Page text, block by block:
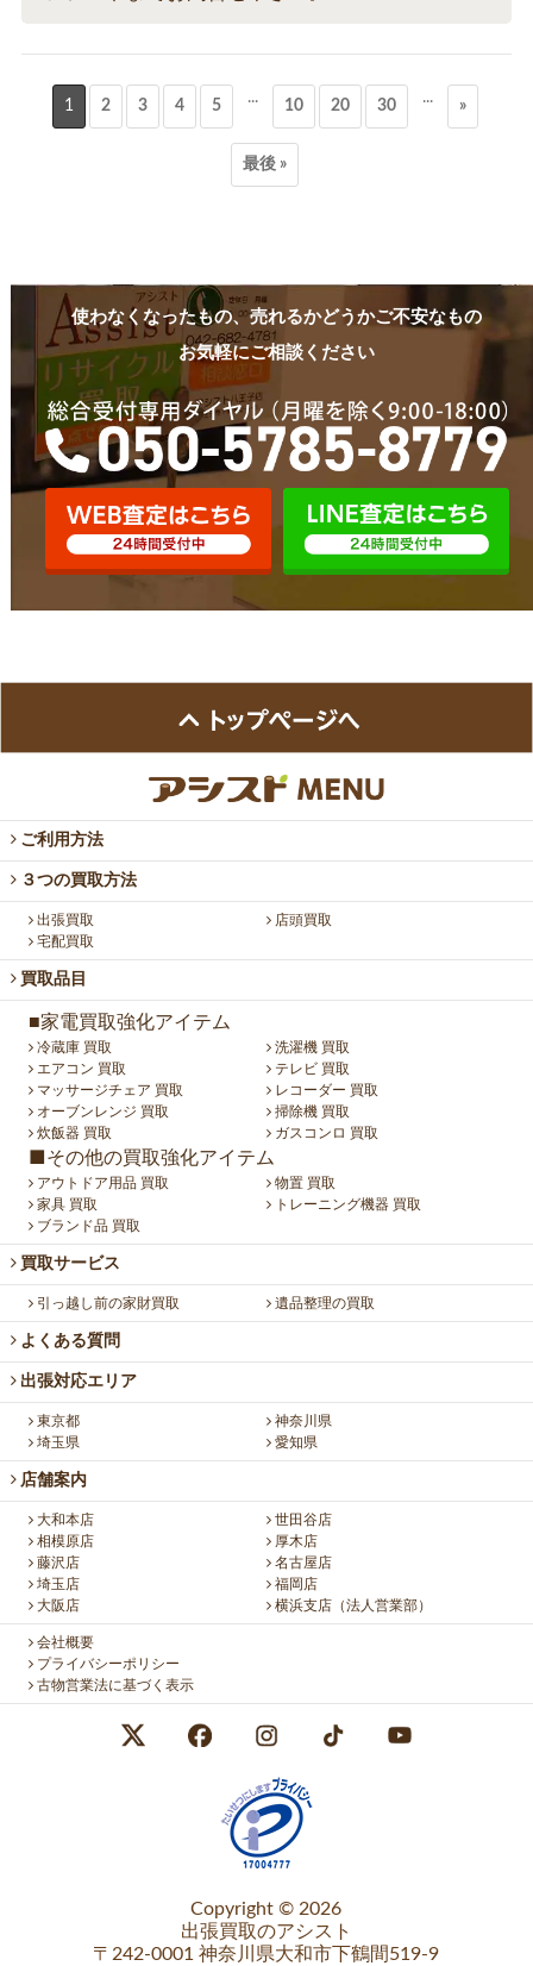
1 2 3 4 5 ... 10 20 30 ... »
最後 »
使わなくなったもの、売れるかどうかご不安なもの
お気軽にご相談ください
ご利用方法
３つの買取方法
出張買取
店頭買取
宅配買取
買取品目
■家電買取強化アイテム
冷蔵庫 買取
洗濯機 買取
エアコン 買取
テレビ 買取
マッサージチェア 買取
レコーダー 買取
オーブンレンジ 買取
掃除機 買取
炊飯器 買取
ガスコンロ 買取
■その他の買取強化アイテム
アウトドア用品 買取
物置 買取
家具 買取
トレーニング機器 買取
ブランド品 買取
買取サービス
引っ越し前の家財買取 遺品整理の買取
よくある質問
出張対応エリア
東京都
神奈川県
埼玉県
愛知県
店舗案内
大和本店
世田谷店
相模原店
厚木店
藤沢店
名古屋店
埼玉店
福岡店
大阪店
横浜支店（法人営業部）
会社概要
プライバシーポリシー
古物営業法に基づく表示
Copyright © 2026
出張買取のアシスト
〒242-0001 神奈川県大和市下鶴間519-9